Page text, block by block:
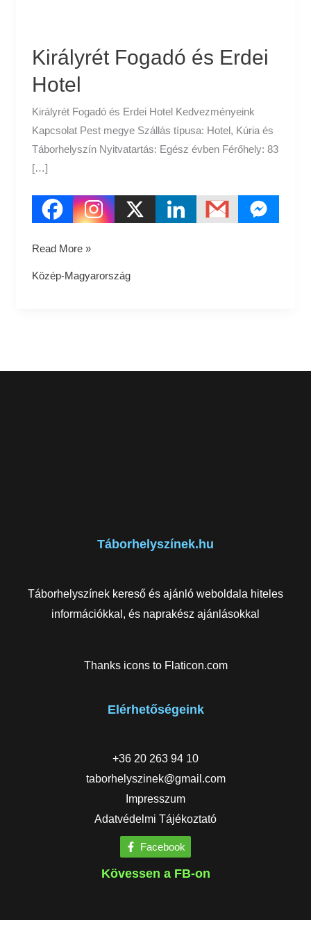
Királyrét Fogadó és Erdei
Hotel
Királyrét Fogadó és Erdei Hotel Kedvezményeink
Kapcsolat Pest megye Szállás típusa: Hotel, Kúria és
Táborhelyszín Nyitvatartás: Egész évben Férőhely: 83
[…]
Read More »
Közép-Magyarország
Táborhelyszínek.hu
Táborhelyszínek kereső és ajánló weboldala hiteles
információkkal, és naprakész ajánlásokkal
Thanks icons to Flaticon.com
Elérhetőségeink
+36 20 263 94 10
taborhelyszinek@gmail.com
Impresszum
Adatvédelmi Tájékoztató
Facebook
Kövessen a FB-on